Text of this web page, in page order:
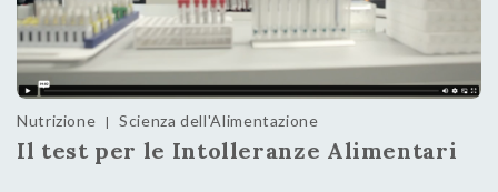
Nutrizione | Scienza dell'Alimentazione
Il test per le Intolleranze Alimentari